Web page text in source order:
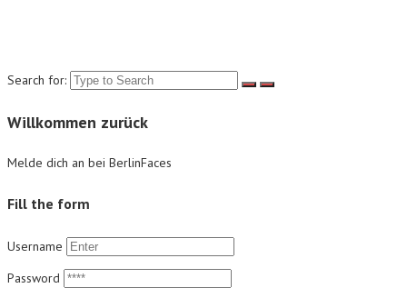
Search for:
Willkommen zurück
Melde dich an bei BerlinFaces
Fill the form
Username
Password